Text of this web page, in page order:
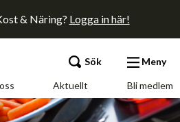
& Näring? Logga in här!
Aktuellt Bli medlem
Sök Meny